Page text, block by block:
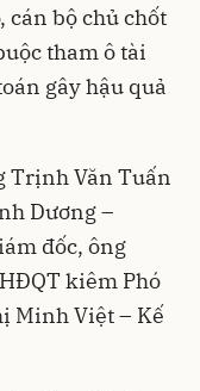
cán bộ chủ chốt
tham ô tài
gây hậu quả
Trịnh Văn Tuấn
Dương –
đốc, ông
kiêm Phó
Minh Việt – Kế